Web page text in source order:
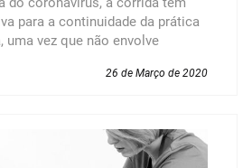
para a continuidade da prática
uma vez que não envolve
26 de Março de 2020